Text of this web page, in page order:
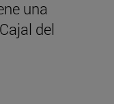
una
del